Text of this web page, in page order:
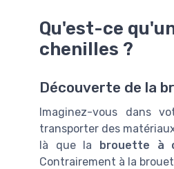
Qu'est-ce
chenilles ?
Découverte de la
Imaginez-vous dans
transporter des
là que la brouette à
Contrairement à la